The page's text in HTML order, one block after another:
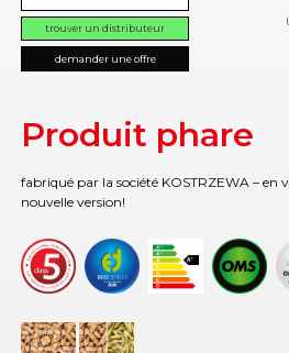
Produit phare
fabriqué par la société KOSTRZEWA – en
nouvelle version!
trouver un distributeur
demander une offre